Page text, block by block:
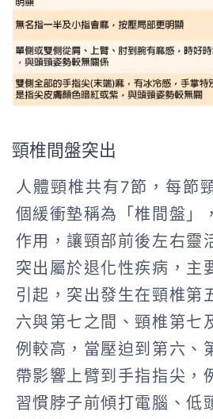
頸椎間盤突出
人體頸椎共有7節，每節
個緩衝墊稱為「椎間盤」
作用，讓頸部前後左右靈
突出屬於退化性疾病，主
引起，突出發生在頸椎第
六與第七之間、頸椎第七
例較高，當壓迫到第六、
帶影響上臂到手指指尖，
習慣脖子前傾打電腦、低